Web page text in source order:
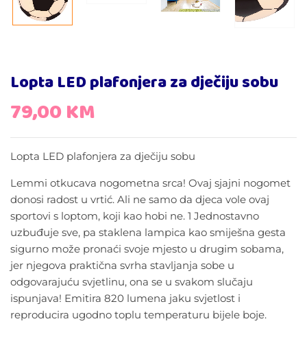
Lopta LED plafonjera za dječiju sobu
79,00KM
Lopta LED plafonjera za dječiju sobu
Lemmi otkucava nogometna srca! Ovaj sjajni nogomet
donosi radost u vrtić. Ali ne samo da djeca vole ovaj
sportovi s loptom, koji kao hobi ne. 1 Jednostavno
uzbuđuje sve, pa staklena lampica kao smiješna gesta
sigurno može pronaći svoje mjesto u drugim sobama,
jer njegova praktična svrha stavljanja sobe u
odgovarajuću svjetlinu, ona se u svakom slučaju
ispunjava! Emitira 820 lumena jaku svjetlost i
reproducira ugodno toplu temperaturu bijele boje.